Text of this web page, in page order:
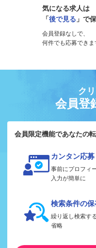
気になる求人は
「後で見る 」で
会員登録なしで、
何件でも応募できま
ク
会員登
会員限定機能であなたの
カンタン応募
事前にプロフィ
入力が簡単に
検索条件の保
繰り返し検索す
省略